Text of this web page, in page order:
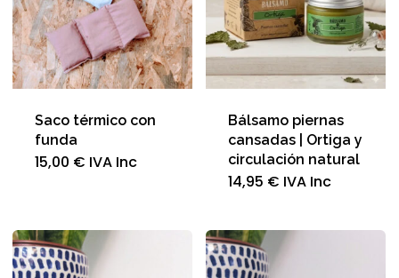
Saco térmico con
funda
15,00 € IVA Inc
producto
opciones
Bálsamo piernas
cansadas | Ortiga y
circulación natural
14,95 € IVA Inc